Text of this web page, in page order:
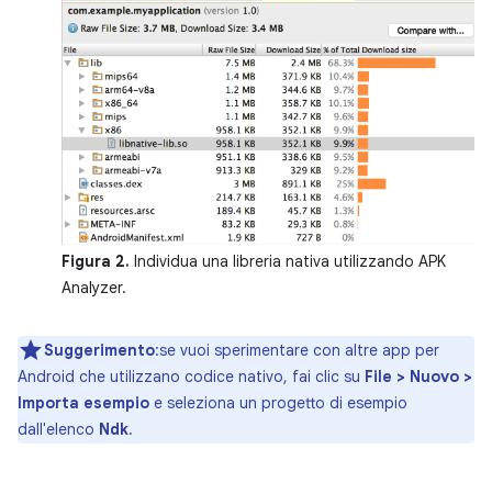
Figura 2. Individua una libreria nativa utilizzando APK
Analyzer.
Suggerimento:se vuoi sperimentare con altre app per
Android che utilizzano codice nativo, fai clic su File > Nuovo >
Importa esempio e seleziona un progetto di esempio
dall'elenco Ndk.